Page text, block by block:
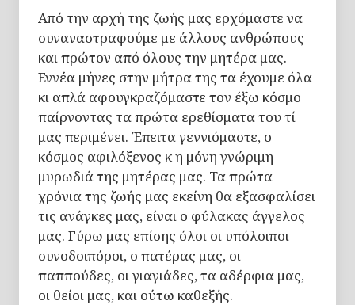
Από την αρχή της ζωής μας ερχόμαστε να
συναναστραφούμε με άλλους ανθρώπους
και πρώτον από όλους την μητέρα μας.
Εννέα μήνες στην μήτρα της τα έχουμε όλα
κι απλά αφουγκραζόμαστε τον έξω κόσμο
παίρνοντας τα πρώτα ερεθίσματα του τί
μας περιμένει. Έπειτα γεννιόμαστε, ο
κόσμος αφιλόξενος κ η μόνη γνώριμη
μυρωδιά της μητέρας μας. Τα πρώτα
χρόνια της ζωής μας εκείνη θα εξασφαλίσει
τις ανάγκες μας, είναι ο φύλακας άγγελος
μας. Γύρω μας επίσης όλοι οι υπόλοιποι
συνοδοιπόροι, ο πατέρας μας, οι
παππούδες, οι γιαγιάδες, τα αδέρφια μας,
οι θείοι μας, και ούτω καθεξής.